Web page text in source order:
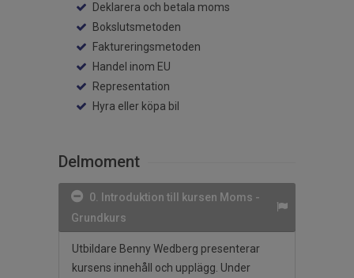
Deklarera och betala moms
Bokslutsmetoden
Faktureringsmetoden
Handel inom EU
Representation
Hyra eller köpa bil
Delmoment
0. Introduktion till kursen Moms -
Grundkurs
Utbildare Benny Wedberg presenterar
kursens innehåll och upplägg. Under